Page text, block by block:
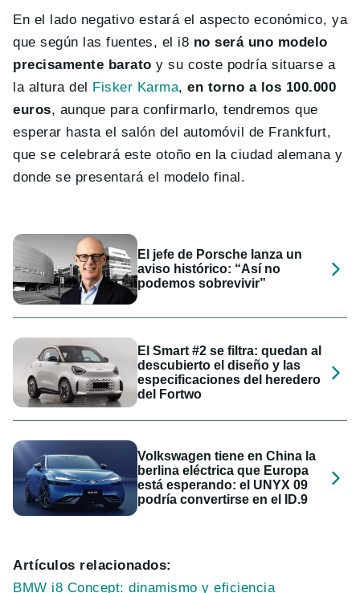
En el lado negativo estará el aspecto económico, ya
que según las fuentes, el i8 no será uno modelo
precisamente barato y su coste podría situarse a
la altura del Fisker Karma,en torno a los 100.000
euros, aunque para confirmarlo, tendremos que
esperar hasta el salón del automóvil de Frankfurt,
que se celebrará este otoño en la ciudad alemana y
donde se presentará el modelo final.
El jefe de Porsche lanza un
aviso histórico: “Así no
podemos sobrevivir”
El Smart #2 se filtra: quedan al
descubierto el diseño y las
especificaciones del heredero
del Fortwo
Volkswagen tiene en China la
berlina eléctrica que Europa
está esperando: el UNYX 09
podría convertirse en el ID.9
Artículos relacionados:
BMW i8 Concept: dinamismo y eficiencia